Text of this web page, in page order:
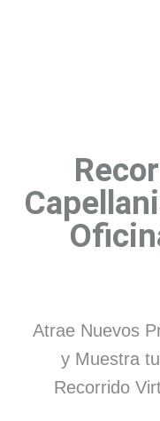
Atrae Nuevos
y Muestra
Recorrido